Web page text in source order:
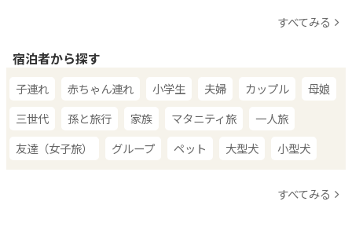
すべてみる
宿泊者から探す
子連れ 赤ちゃん連れ 小学生 夫婦 カップル
母娘
三世代
孫と旅行 家族 マタニティ旅
一人旅
友達（女子旅）
グループ ペット 大型犬 小型犬
すべてみる